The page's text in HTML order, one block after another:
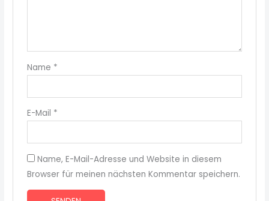
Name *
E-Mail *
Name, E-Mail-Adresse und Website in diesem
Browser für meinen nächsten Kommentar speichern.